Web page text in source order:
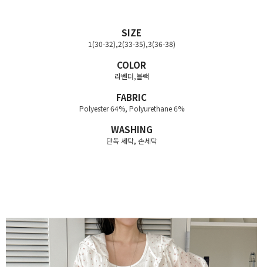
SIZE
1(30-32),2(33-35),3(36-38)
COLOR
라벤더,블랙
FABRIC
Polyester 64%, Polyurethane 6%
WASHING
단독 세탁, 손세탁